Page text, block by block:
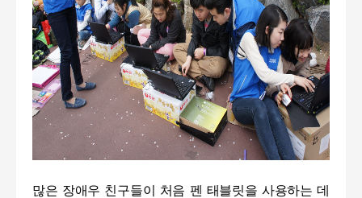
많은 장애우 친구들이 처음 펜 태블릿을 사용하는 데